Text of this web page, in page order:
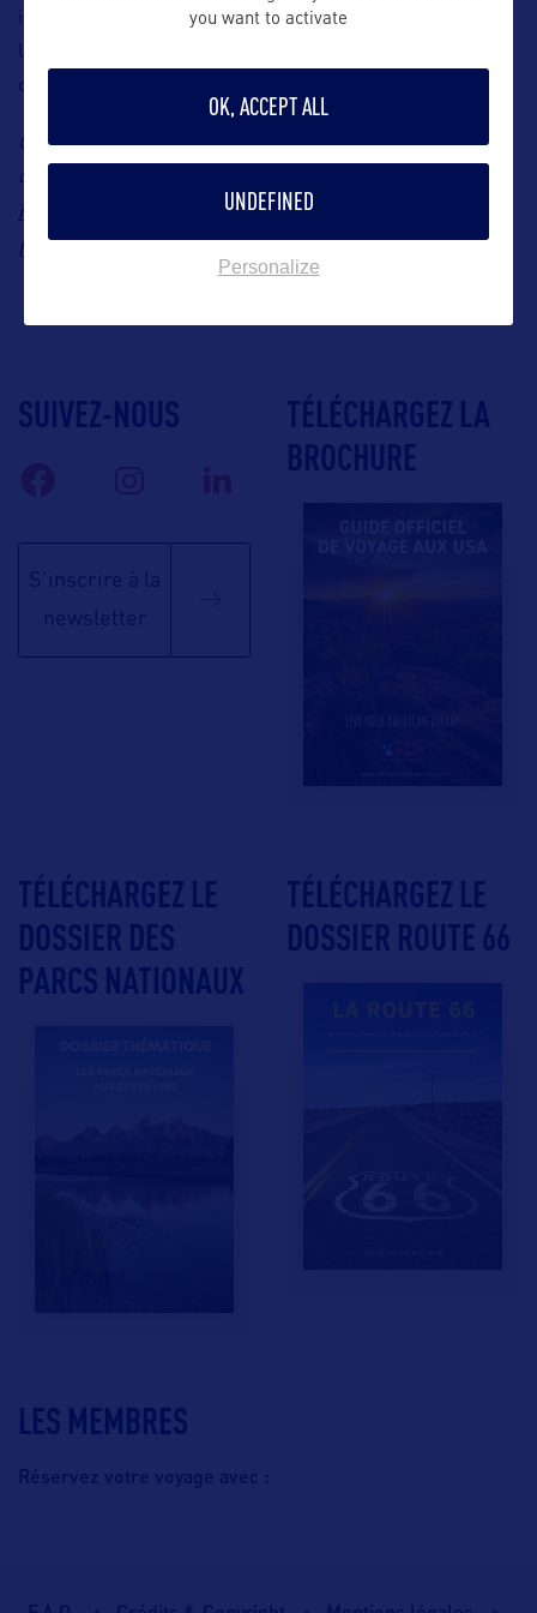
idéal pour se détendre alors que le soleil se couche sur
l’eau, offrant une fin de journée apaisante à votre
découverte de Bloomington.
Contact : Bloomington, Minnesota Travel & Tourism, Office
du Tourisme de Bloomington dans le Minnesota, E-mail :
info@bloomingtonmn.org, Site Internet :
https://www.bloomingtonmn.org/
LES MEMBRES
Réservez votre voyage avec :
SUIVEZ-NOUS
S'inscrire à la
newsletter
TÉLÉCHARGEZ LA
BROCHURE
TÉLÉCHARGEZ LE
DOSSIER DES
PARCS NATIONAUX
TÉLÉCHARGEZ LE
DOSSIER ROUTE 66
you want to activate
OK, ACCEPT ALL
UNDEFINED
Personalize